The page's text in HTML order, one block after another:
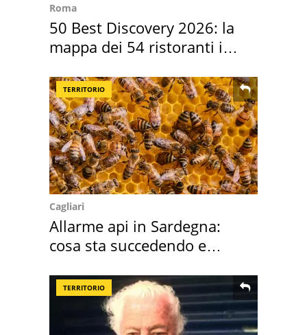
Roma
50 Best Discovery 2026: la
mappa dei 54 ristoranti in
TERRITORIO
Cagliari
Allarme api in Sardegna:
cosa sta succedendo e
TERRITORIO